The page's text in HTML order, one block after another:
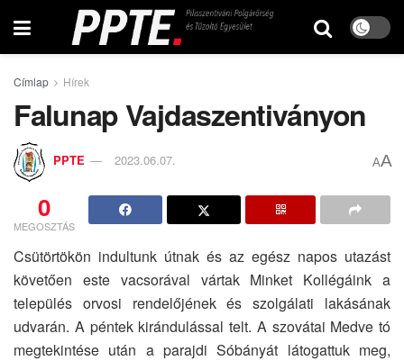
Címlap Hírek
Falunap Vajdaszentiványon
PPTE 2023.06.07. AA
0
MEGOSZTÁS
Csütörtökön indultunk útnak és az egész napos utazást
követően este vacsorával vártak Minket Kollégáink a
település orvosi rendelőjének és szolgálati lakásának
udvarán. A péntek kirándulással telt. A szovátai Medve tó
megtekintése után a parajdi Sóbányát látogattuk meg,